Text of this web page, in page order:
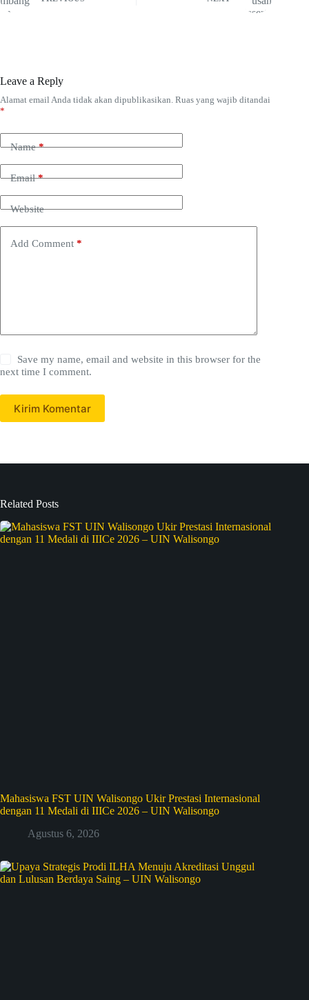
Leave a Reply
Alamat email Anda tidak akan dipublikasikan. Ruas yang wajib ditandai
*
Name*
Email*
Website
Add Comment *
Save my name, email and website in this browser for the
next time I comment.
Kirim Komentar
Related Posts
Mahasiswa FST UIN Walisongo Ukir Prestasi Internasional
dengan 11 Medali di IIICe 2026 – UIN Walisongo
Agustus 6, 2026